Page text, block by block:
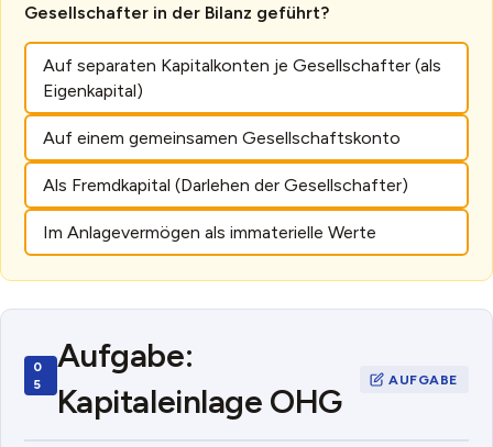
Gesellschafter in der Bilanz geführt?
Auf separaten Kapitalkonten je Gesellschafter (als
Eigenkapital)
Auf einem gemeinsamen Gesellschaftskonto
Als Fremdkapital (Darlehen der Gesellschafter)
Im Anlagevermögen als immaterielle Werte
Aufgabe:
Kapitaleinlage OHG